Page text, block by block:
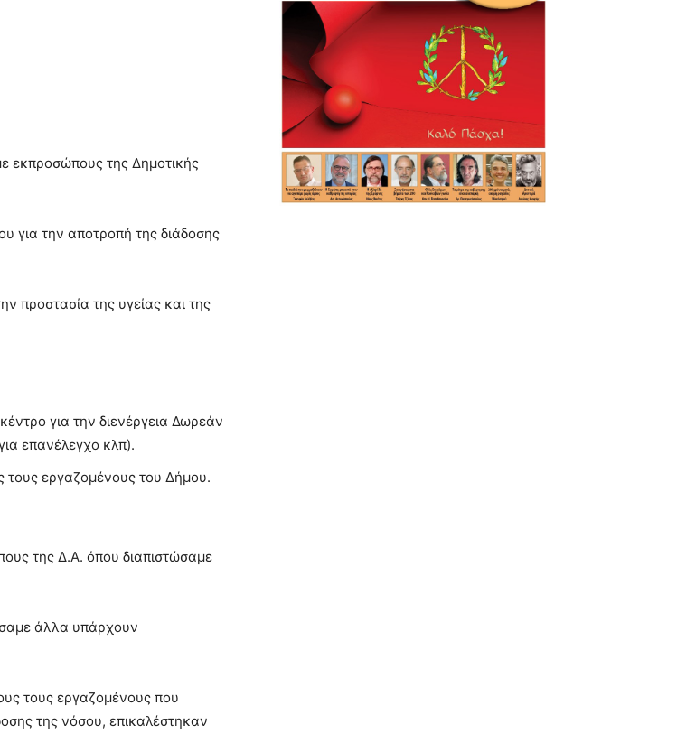
εκπροσώπους της Δημοτικής
για την αποτροπή της διάδοσης
προστασία της υγείας και της
για την διενέργεια Δωρεάν
επανέλεγχο κλπ).
τους εργαζομένους του Δήμου.
της Δ.Α. όπου διαπιστώσαμε
άλλα υπάρχουν
τους εργαζομένους που
της νόσου, επικαλέστηκαν